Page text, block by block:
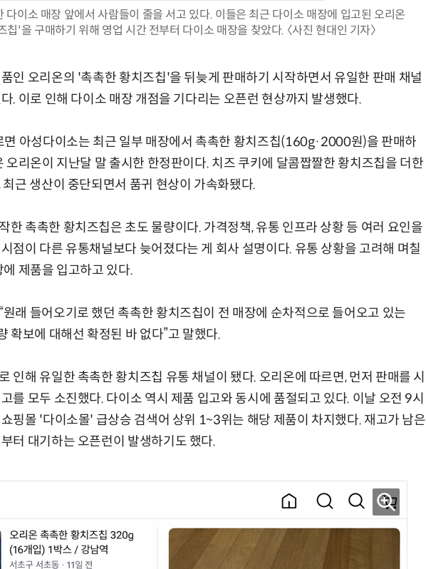
다이소 매장 앞에서 사람들이 줄을 서고 있다. 이들은 최근 다이소 매장에 입고된 오리온
칩'을 구매하기 위해 영업 시간 전부터 다이소 매장을 찾았다. 〈사진 현대인 기자〉
인 오리온의 '촉촉한 황치즈칩'을 뒤늦게 판매하기 시작하면서 유일한 판매 채널
. 이로 인해 다이소 매장 개점을 기다리는 오픈런 현상까지 발생했다.
면 아성다이소는 최근 일부 매장에서 촉촉한 황치즈칩(160g·2000원)을 판매하
오리온이 지난달 말 출시한 한정판이다. 치즈 쿠키에 달콤짭짤한 황치즈칩을 더한
근 생산이 중단되면서 품귀 현상이 가속화됐다.
한 촉촉한 황치즈칩은 초도 물량이다. 가격정책, 유통 인프라 상황 등 여러 요인을
점이 다른 유통채널보다 늦어졌다는 게 회사 설명이다. 유통 상황을 고려해 며칠
제품을 입고하고 있다.
래 들어오기로 했던 촉촉한 황치즈칩이 전 매장에 순차적으로 들어오고 있는
확보에 대해선 확정된 바 없다”고 말했다.
인해 유일한 촉촉한 황치즈칩 유통 채널이 됐다. 오리온에 따르면, 먼저 판매를 시
를 모두 소진했다. 다이소 역시 제품 입고와 동시에 품절되고 있다. 이날 오전 9시
핑몰 '다이소몰' 급상승 검색어 상위 1~3위는 해당 제품이 차지했다. 재고가 남은
터 대기하는 오픈런이 발생하기도 했다.